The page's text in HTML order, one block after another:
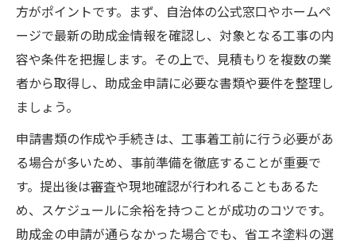
方がポイントです。まず、自治体の公式窓口やホームペ
ージで最新の助成金情報を確認し、対象となる工事の内
容や条件を把握します。その上で、見積もりを複数の業
者から取得し、助成金申請に必要な書類や要件を整理し
ましょう。
申請書類の作成や手続きは、工事着工前に行う必要があ
る場合が多いため、事前準備を徹底することが重要で
す。提出後は審査や現地確認が行われることもあるた
め、スケジュールに余裕を持つことが成功のコツです。
助成金の申請が通らなかった場合でも、省エネ塗料の選